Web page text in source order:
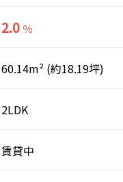
2.0 ％
60.14m² (約18.19坪)
2LDK
賃貸中